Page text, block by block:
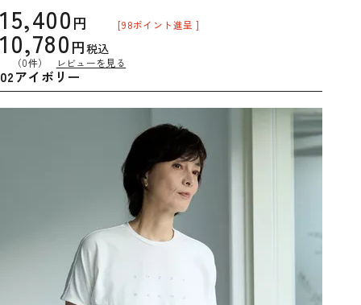
15,400
10,780 税込
[98ポイント進呈 ]
（0件） レビューを見る
02アイボリー